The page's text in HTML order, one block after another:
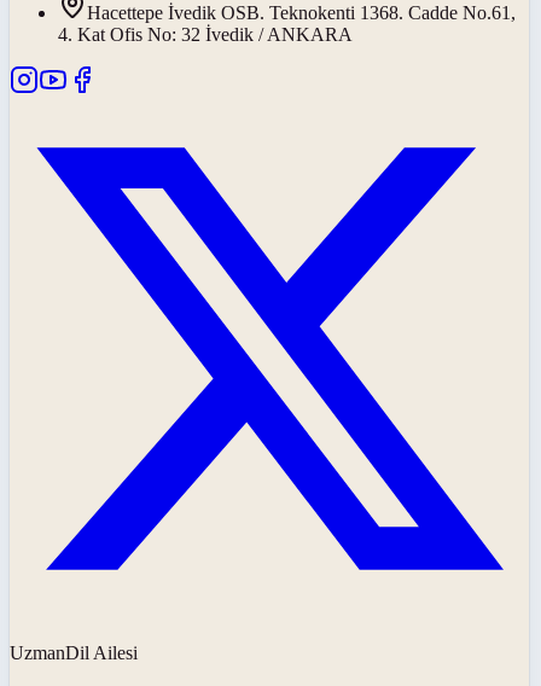
Hacettepe İvedik OSB. Teknokenti 1368. Cadde No.61,
4. Kat Ofis No: 32 İvedik / ANKARA
UzmanDil Ailesi